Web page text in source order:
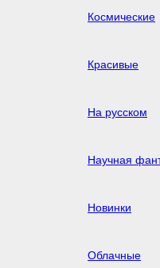
Космические
Красивые
На русском
Научная
Новинки
Облачные